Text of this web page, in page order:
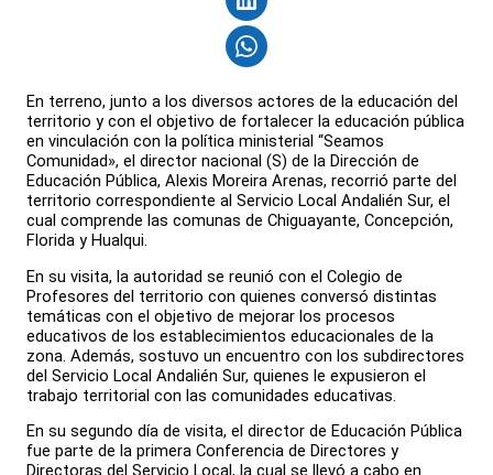
En terreno, junto a los diversos actores de la educación del
territorio y con el objetivo de fortalecer la educación pública
en vinculación con la política ministerial “Seamos
Comunidad», el director nacional (S) de la Dirección de
Educación Pública, Alexis Moreira Arenas, recorrió parte del
territorio correspondiente al Servicio Local Andalién Sur, el
cual comprende las comunas de Chiguayante, Concepción,
Florida y Hualqui.
En su visita, la autoridad se reunió con el Colegio de
Profesores del territorio con quienes conversó distintas
temáticas con el objetivo de mejorar los procesos
educativos de los establecimientos educacionales de la
zona. Además, sostuvo un encuentro con los subdirectores
del Servicio Local Andalién Sur, quienes le expusieron el
trabajo territorial con las comunidades educativas.
En su segundo día de visita, el director de Educación Pública
fue parte de la primera Conferencia de Directores y
Directoras del Servicio Local, la cual se llevó a cabo en